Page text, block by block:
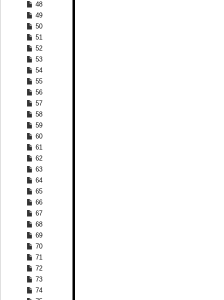
48
49
50
51
52
53
54
55
56
57
58
59
60
61
62
63
64
65
66
67
68
69
70
71
72
73
74